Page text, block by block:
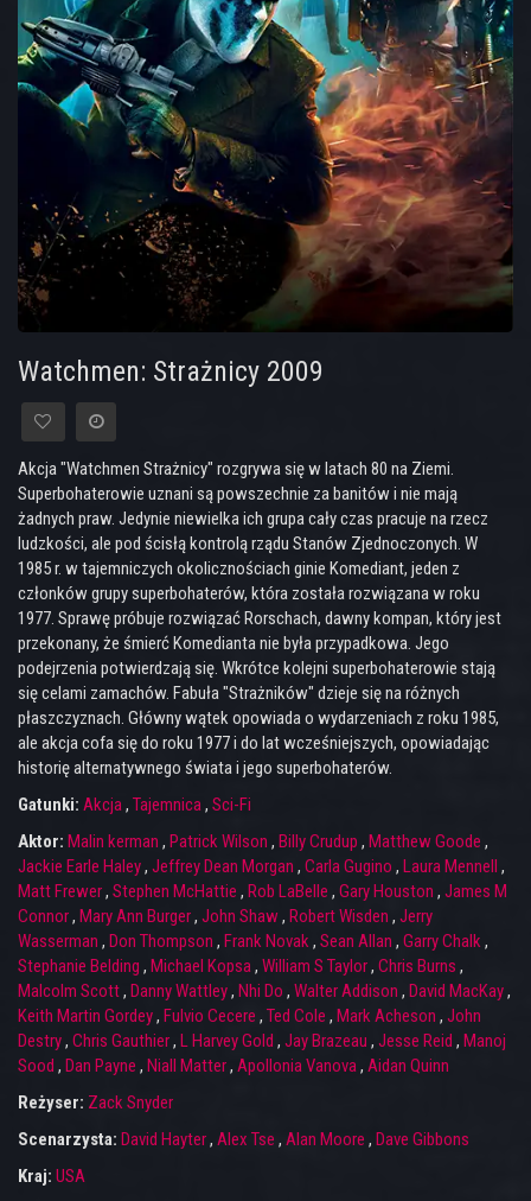
Watchmen: Strażnicy 2009
Akcja "Watchmen Strażnicy" rozgrywa się w latach 80 na Ziemi.
Superbohaterowie uznani są powszechnie za banitów i nie mają
żadnych praw. Jedynie niewielka ich grupa cały czas pracuje na rzecz
ludzkości, ale pod ścisłą kontrolą rządu Stanów Zjednoczonych. W
1985 r. w tajemniczych okolicznościach ginie Komediant, jeden z
członków grupy superbohaterów, która została rozwiązana w roku
1977. Sprawę próbuje rozwiązać Rorschach, dawny kompan, który jest
przekonany, że śmierć Komedianta nie była przypadkowa. Jego
podejrzenia potwierdzają się. Wkrótce kolejni superbohaterowie stają
się celami zamachów. Fabuła "Strażników" dzieje się na różnych
płaszczyznach. Główny wątek opowiada o wydarzeniach z roku 1985,
ale akcja cofa się do roku 1977 i do lat wcześniejszych, opowiadając
historię alternatywnego świata i jego superbohaterów.
Gatunki: Akcja, Tajemnica, Sci-Fi
Aktor: Malin kerman , Patrick Wilson , Billy Crudup , Matthew Goode ,
Jackie Earle Haley, Jeffrey Dean Morgan , Carla Gugino , Laura Mennell ,
Matt Frewer, Stephen McHattie , Rob LaBelle , Gary Houston , James M
Connor, Mary Ann Burger, John Shaw, Robert Wisden , Jerry
Wasserman , Don Thompson , Frank Novak, Sean Allan , Garry Chalk,
Stephanie Belding , Michael Kopsa, William S Taylor, Chris Burns ,
Malcolm Scott, Danny Wattley, Nhi Do , Walter Addison , David MacKay,
Keith Martin Gordey, Fulvio Cecere , Ted Cole , Mark Acheson , John
Destry, Chris Gauthier, L Harvey Gold , Jay Brazeau , Jesse Reid , Manoj
Sood , Dan Payne , Niall Matter, Apollonia Vanova, Aidan Quinn
Reżyser: Zack Snyder
Scenarzysta: David Hayter, Alex Tse , Alan Moore , Dave Gibbons
Kraj: USA